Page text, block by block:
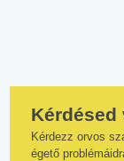
Kérdésed
Kérdezz orvos
égető